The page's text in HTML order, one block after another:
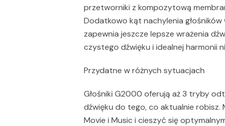
przetworniki z kompozytową
Dodatkowo kąt nachylenia
zapewnia jeszcze lepsze wrażenia
czystego dźwięku i idealnej harmonii
Przydatne w różnych sytuacjach
Głośniki G2000 oferują aż 3 tryby
dźwięku do tego, co aktualnie
Movie i Music i cieszyć się